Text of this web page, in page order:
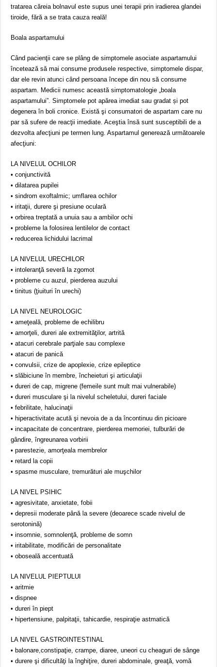
tratarea căreia bolnavul este supus unei terapii prin iradierea glandei
tiroide, fără a se trata cauza reală!
Boala aspartamului
Când pacienţii care se plâng de simptomele asociate aspartamului
încetează să mai consume produsele respective, simptomele dispar,
dar ele revin atunci când persoana începe din nou să consume
aspartam. Medicii numesc această simptomatologie „boala
aspartamului”. Simptomele pot apărea imediat sau gradat și pot
degenera în boli cronice. Există şi consumatori de aspartam care nu
par să sufere de reacţii imediate. Aceştia însă sunt susceptibili de a
dezvolta afecţiuni pe termen lung. Aspartamul generează următoarele
afecţiuni:
LA NIVELUL OCHILOR
• conjunctivită
• dilatarea pupilei
• sindrom exoftalmic; umflarea ochilor
• iritaţii, durere şi presiune oculară
• orbirea treptată a unuia sau a ambilor ochi
• probleme la folosirea lentilelor de contact
• reducerea lichidului lacrimal
LA NIVELUL URECHILOR
• intoleranţă severă la zgomot
• probleme cu auzul, pierderea auzului
• tinitus (ţiuituri în urechi)
LA NIVEL NEUROLOGIC
• ameţeală, probleme de echilibru
• amorţeli, dureri ale extremităţilor, artrită
• atacuri cerebrale parţiale sau complexe
• atacuri de panică
• convulsii, crize de apoplexie, crize epileptice
• slăbiciune în membre, încheieturi şi articulaţii
• dureri de cap, migrene (femeile sunt mult mai vulnerabile)
• dureri musculare şi la nivelul scheletului, dureri faciale
• febrilitate, halucinaţii
• hiperactivitate acută şi nevoia de a da încontinuu din picioare
• incapacitate de concentrare, pierderea memoriei, tulburări de
gândire, îngreunarea vorbirii
• parestezie, amorţeala membrelor
• retard la copii
• spasme musculare, tremurături ale muşchilor
LA NIVEL PSIHIC
• agresivitate, anxietate, fobii
• depresii moderate până la severe (deoarece scade nivelul de
serotonină)
• insomnie, somnolenţă, probleme de somn
• iritabilitate, modificări de personalitate
• oboseală accentuată
LA NIVELUL PIEPTULUI
• aritmie
• dispnee
• dureri în piept
• hipertensiune, palpitaţii, tahicardie, respiraţie astmatică
LA NIVEL GASTROINTESTINAL
• balonare,constipaţie, crampe, diaree, uneori cu cheaguri de sânge
• durere şi dificultăţi la înghiţire, dureri abdominale, greaţă, vomă